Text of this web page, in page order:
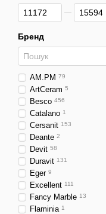
Від Ціна, грн
До Ціна, грн
Бренд
AM.PM 79
ArtCeram 5
Besco 456
Catalano 1
Cersanit 153
Deante 2
Devit 58
Duravit 131
Eger 9
Excellent 111
Fancy Marble 13
Flaminia 1